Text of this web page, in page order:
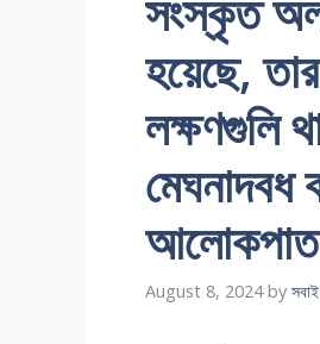
হয়েছে,
লক্ষণগুলি
মেঘনাদবধ
August 8, 2024 by